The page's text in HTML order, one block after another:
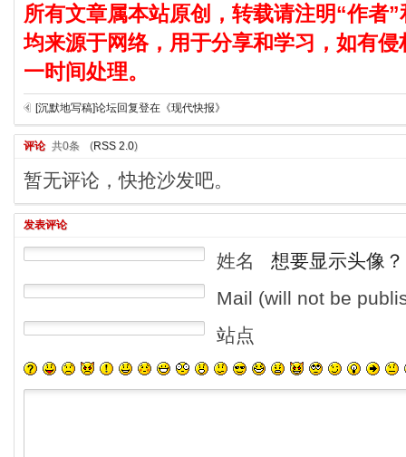
所有文章属本站原创，转载请注明“作者
均来源于网络，用于分享和学习，如有
一时间处理。
[沉默地写稿]论坛回复登在《现代快报》
评论 共0条 (RSS 2.0)
暂无评论，快抢沙发吧。
发表评论
姓名
想要显示头像？
Mail (will not be
站点